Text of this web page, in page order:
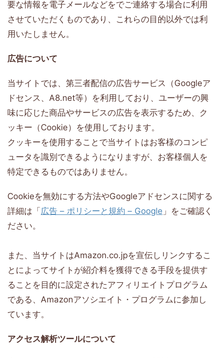
要な情報を電子メールなどをでご連絡する場合に利用
させていただくものであり、これらの目的以外では利
用いたしません。
広告について
当サイトでは、第三者配信の広告サービス（Googleア
ドセンス、A8.net等）を利用しており、ユーザーの興
味に応じた商品やサービスの広告を表示するため、ク
ッキー（Cookie）を使用しております。
クッキーを使用することで当サイトはお客様のコンピ
ュータを識別できるようになりますが、お客様個人を
特定できるものではありません。
Cookieを無効にする方法やGoogleアドセンスに関する
詳細は「 広告 – ポリシーと規約 – Google 」をご確認く
ださい。
また、当サイトはAmazon.co.jpを宣伝しリンクするこ
とによってサイトが紹介料を獲得できる手段を提供す
ることを目的に設定されたアフィリエイトプログラム
である、Amazonアソシエイト・プログラムに参加し
ています。
アクセス解析ツールについて